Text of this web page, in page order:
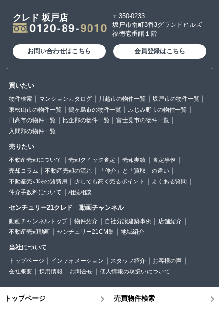
クレド 坂戸店
〒350-0233
坂戸市南町3番3グランドヒルズ
福徳壱番館１階
お問い合わせはこちら 会員登録はこちら
買いたい
物件検索 マンションカタログ 川越市の物件一覧
坂戸市の物件一覧
東松山市の物件一覧
鶴ヶ島市の物件一覧
ふじみ野市の物件一覧
日高市の物件一覧
比企郡の物件一覧
富士見市の物件一覧
入間郡の物件一覧
売りたい
不動産売却について 売却クイック査定 売却実績
査定事例
売却コラム
不動産売却の流れ
「仲介」と「買取」の違い
不動産売却時の諸費用
少しでも高く売るポイント
よくある質問
仲介手数料について
相続相談
センチュリー21クレド 動画チャンネル
動画チャンネルトップ 物件紹介 自社分譲建築事例
店舗紹介
不動産売却動画
センチュリー21CM集 地域紹介
当社について
トップページ インフォメーション スタッフ紹介
お客様の声
会社概要
採用情報 お問合せ 個人情報の取扱いについて
トップページ 売買物件検索